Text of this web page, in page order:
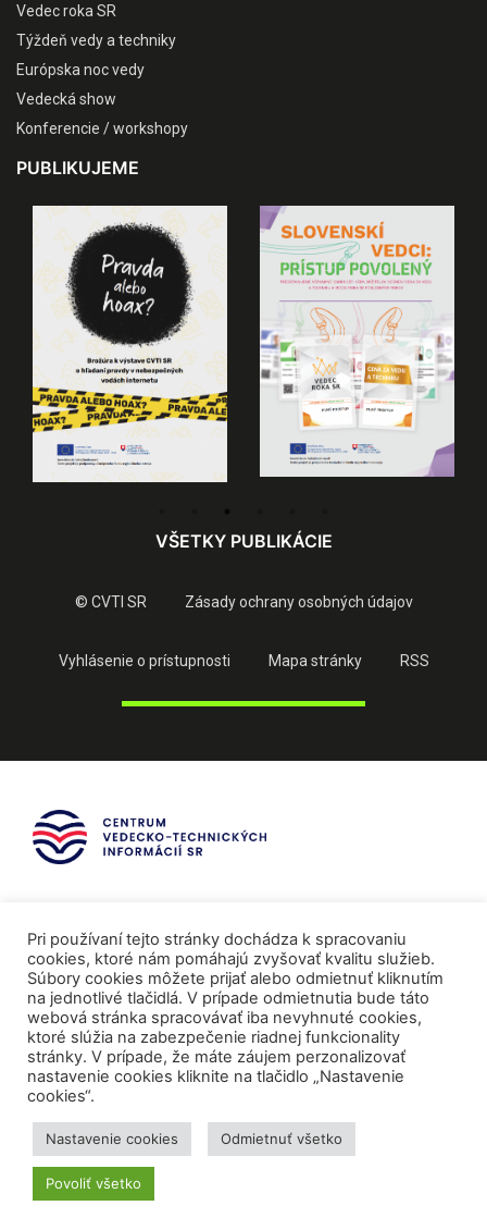
Vedec roka SR
Týždeň vedy a techniky
Európska noc vedy
Vedecká show
Konferencie / workshopy
PUBLIKUJEME
VŠETKY PUBLIKÁCIE
© CVTI SR Zásady ochrany osobných údajov
Vyhlásenie o prístupnosti Mapa stránky RSS
Mediálni partneri
Pri používaní tejto stránky dochádza k spracovaniu
cookies, ktoré nám pomáhajú zvyšovať kvalitu služieb.
Súbory cookies môžete prijať alebo odmietnuť kliknutím
na jednotlivé tlačidlá. V prípade odmietnutia bude táto
webová stránka spracovávať iba nevyhnuté cookies,
ktoré slúžia na zabezpečenie riadnej funkcionality
stránky. V prípade, že máte záujem perzonalizovať
nastavenie cookies kliknite na tlačidlo „Nastavenie
cookies“.
Nastavenie cookies Odmietnuť všetko
Povoliť všetko